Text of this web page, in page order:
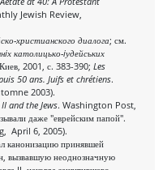
Jewish Review,
христианского диалога; см.
католицько-iудейських
2001, с. 383-390; Les
50 ans. Juifs et chrétiens.
2003).
and the Jews. Washington Post,
даже "еврейским папой".
April 6, 2005).
канонизацию принявшей
вызвавшую неоднозначную